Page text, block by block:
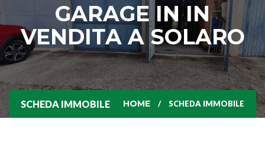
GARAGE IN IN
VENDITA A SOLARO
SCHEDA IMMOBILE HOME SCHEDA IMMOBILE